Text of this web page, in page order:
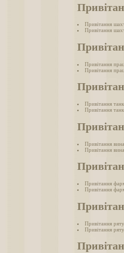
Привітання
Привітання
Привітання
Привітання
Привітання
Привітання
Привітання
Привітання
Привітання
Привітання
Привітання
Привітання